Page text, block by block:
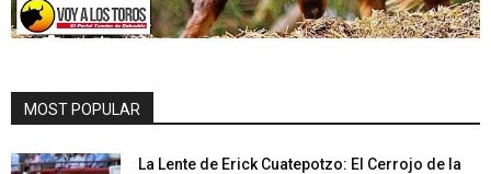
MOST POPULAR
La Lente de Erick Cuatepotzo: El Cerrojo de la